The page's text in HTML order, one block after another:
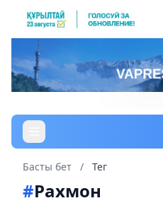
Басты бет / Тег
#Рахмон